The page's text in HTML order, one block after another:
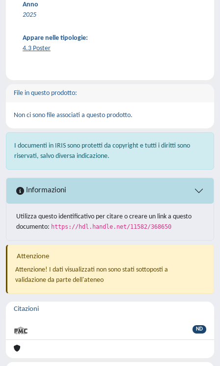
Anno
2025
Appare nelle tipologie:
4.3 Poster
File in questo prodotto:
Non ci sono file associati a questo prodotto.
I documenti in IRIS sono protetti da copyright e tutti i diritti sono
riservati, salvo diversa indicazione.
Informazioni
Utilizza questo identificativo per citare o creare un link a questo
documento: https://hdl.handle.net/11582/368650
Attenzione
Attenzione! I dati visualizzati non sono stati sottoposti a
validazione da parte dell'ateneo
Citazioni
ND